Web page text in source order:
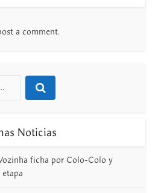
a comment.
Noticias
ficha por Colo-Colo y
etapa